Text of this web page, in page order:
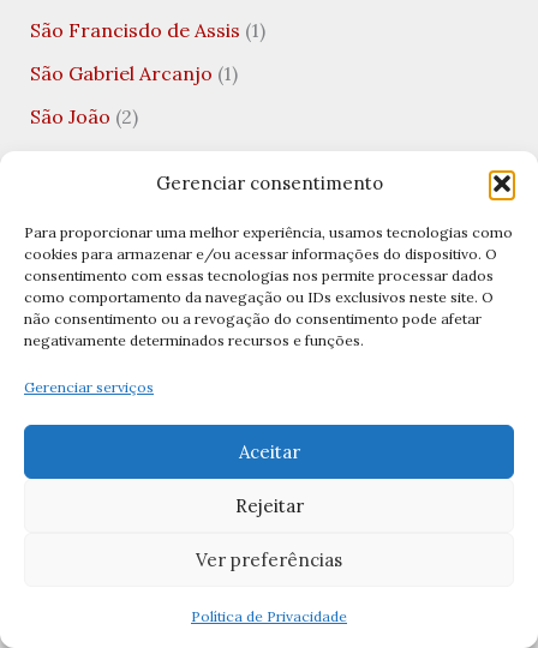
Gerenciar consentimento
Para proporcionar uma melhor experiência, usamos tecnologias como
cookies para armazenar e/ou acessar informações do dispositivo. O
consentimento com essas tecnologias nos permite processar dados
como comportamento da navegação ou IDs exclusivos neste site. O
não consentimento ou a revogação do consentimento pode afetar
negativamente determinados recursos e funções.
Gerenciar serviços
Aceitar
Rejeitar
Ver preferências
Política de Privacidade
São Francisdo de Assis (1)
São Gabriel Arcanjo (1)
São João (2)
São João Paulo II(1)
São Jorge(2)
São José(5)